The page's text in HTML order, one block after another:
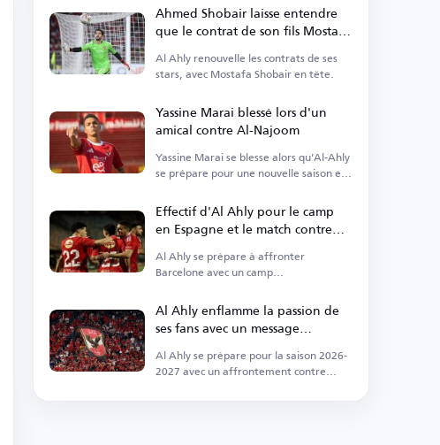
Ahmed Shobair laisse entendre
que le contrat de son fils Mostafa
avec Al Ahly sera renouvelé
Al Ahly renouvelle les contrats de ses
stars, avec Mostafa Shobair en tête.
Yassine Marai blessé lors d'un
amical contre Al-Najoom
Yassine Marai se blesse alors qu'Al-Ahly
se prépare pour une nouvelle saison en
Effectif d'Al Ahly pour le camp
en Espagne et le match contre
Barcelone
Al Ahly se prépare à affronter
Barcelone avec un camp
Al Ahly enflamme la passion de
ses fans avec un message
percutant avant le début de la
ligue
Al Ahly se prépare pour la saison 2026-
2027 avec un affrontement contre